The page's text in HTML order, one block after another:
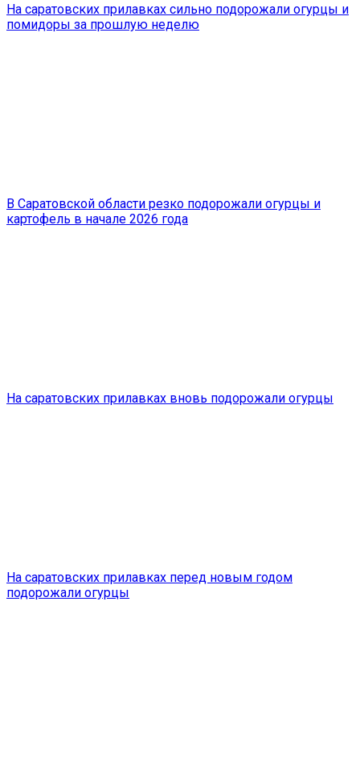
На саратовских прилавках сильно подорожали огурцы и
помидоры за прошлую неделю
В Саратовской области резко подорожали огурцы и
картофель в начале 2026 года
На саратовских прилавках вновь подорожали огурцы
На саратовских прилавках перед новым годом
подорожали огурцы